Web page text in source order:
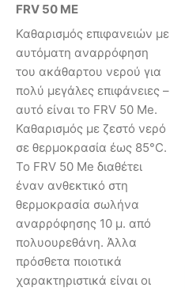
FRV 50 ME
Καθαρισμός επιφανειών με
αυτόματη αναρρόφηση
του ακάθαρτου νερού για
πολύ μεγάλες επιφάνειες –
αυτό είναι το FRV 50 Me.
Καθαρισμός με ζεστό νερό
σε θερμοκρασία έως 85°C.
Το FRV 50 Me διαθέτει
έναν ανθεκτικό στη
θερμοκρασία σωλήνα
αναρρόφησης 10 μ. από
πολυουρεθάνη. Άλλα
πρόσθετα ποιοτικά
χαρακτηριστικά είναι οι